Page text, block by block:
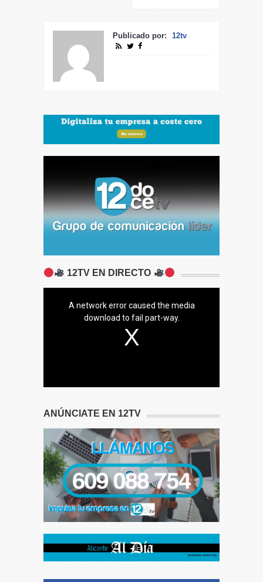
Publicado por: 12tv
12TV EN DIRECTO
A network error caused the media
download to fail part-way.
ANÚNCIATE EN 12TV